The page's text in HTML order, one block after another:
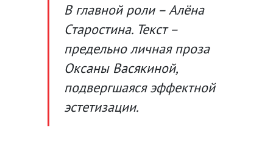
В главной роли – Алёна
Старостина. Текст –
предельно личная проза
Оксаны Васякиной,
подвергшаяся эффектной
эстетизации.